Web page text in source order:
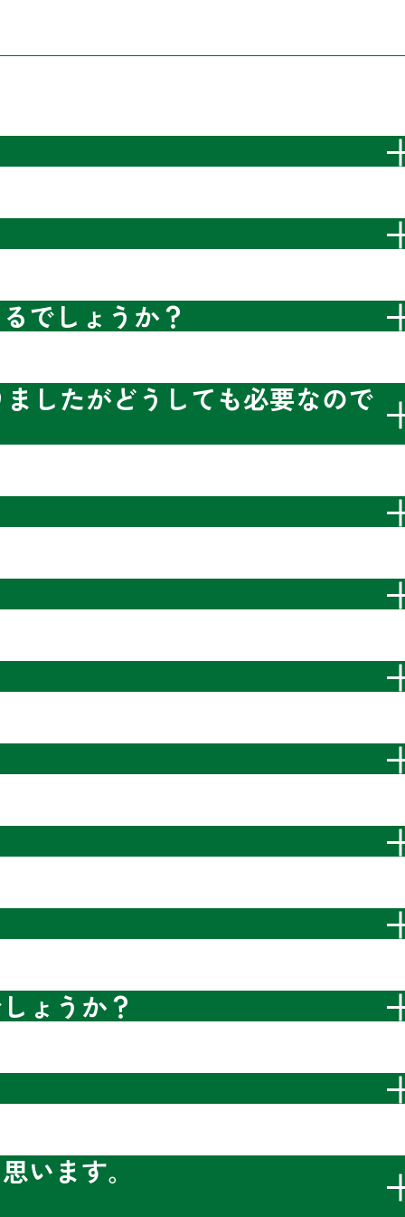
でしょうか？
したがどうしても必要なので
ょうか？
います｡